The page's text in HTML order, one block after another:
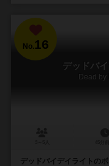
No. 16
デッドバ
Dead by
デッドバイデイライトの